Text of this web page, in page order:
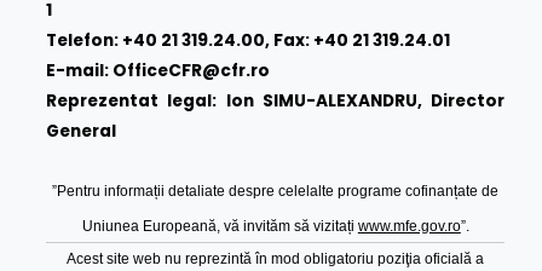
1
Telefon: +40 21 319.24.00, Fax: +40 21 319.24.01
E-mail: OfficeCFR@cfr.ro
Reprezentat legal: Ion SIMU-ALEXANDRU, Director
General
”Pentru informații detaliate despre celelalte programe cofinanțate de
Uniunea Europeană, vă invităm să vizitați www.mfe.gov.ro”.
Acest site web nu reprezintă în mod obligatoriu poziţia oficială a